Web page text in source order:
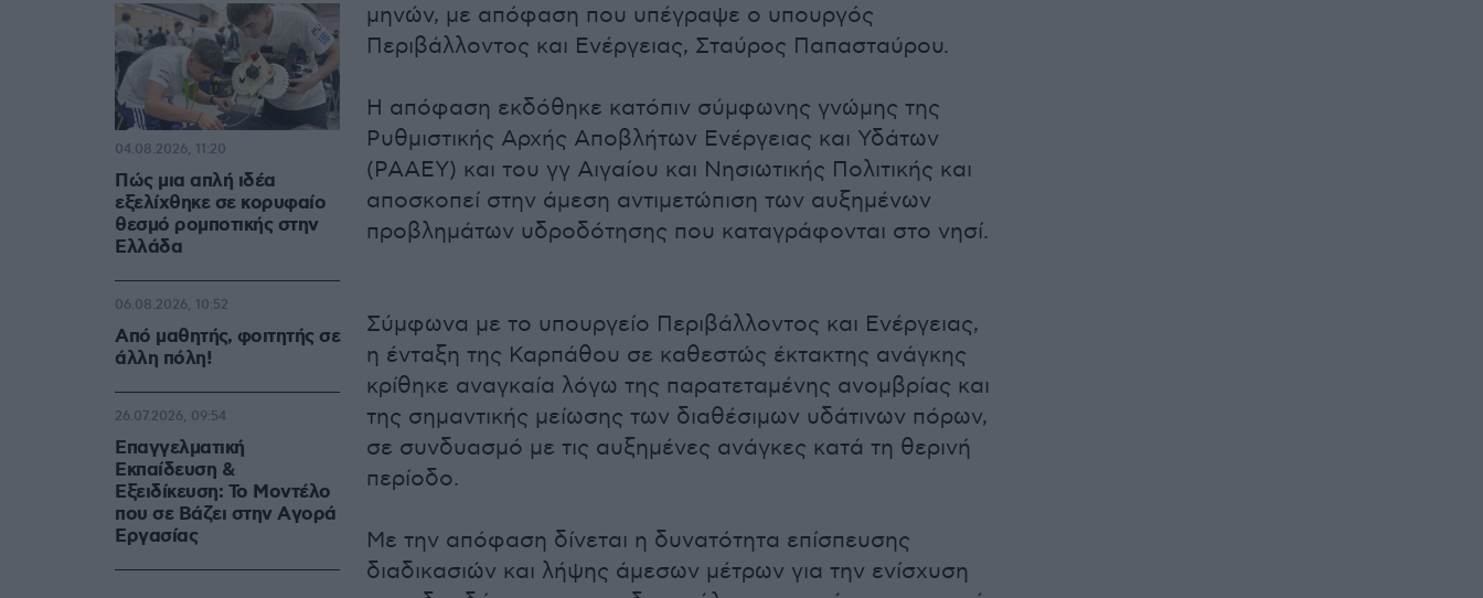
μηνών, με απόφαση που υπέγραψε ο υπουργός
Περιβάλλοντος και Ενέργειας, Σταύρος Παπασταύρου.
Η απόφαση εκδόθηκε κατόπιν σύμφωνης γνώμης της
Ρυθμιστικής Αρχής Αποβλήτων Ενέργειας και Υδάτων
(ΡΑΑΕΥ) και του γγ Αιγαίου και Νησιωτικής Πολιτικής και
αποσκοπεί στην άμεση αντιμετώπιση των αυξημένων
προβλημάτων υδροδότησης που καταγράφονται στο νησί.
Σύμφωνα με το υπουργείο Περιβάλλοντος και Ενέργειας,
η ένταξη της Καρπάθου σε καθεστώς έκτακτης ανάγκης
κρίθηκε αναγκαία λόγω της παρατεταμένης ανομβρίας και
της σημαντικής μείωσης των διαθέσιμων υδάτινων πόρων,
σε συνδυασμό με τις αυξημένες ανάγκες κατά τη θερινή
περίοδο.
Με την απόφαση δίνεται η δυνατότητα επίσπευσης
διαδικασιών και λήψης άμεσων μέτρων για την ενίσχυση
Πώς μια απλή ιδέα
εξελίχθηκε σε κορυφαίο
θεσμό ρομποτικής στην
Ελλάδα
04.08.2026, 11:20
Από μαθητής, φοιτητής σε
άλλη πόλη!
06.08.2026, 10:52
Επαγγελματική
Εκπαίδευση &
Εξειδίκευση: Το Mοντέλο
που σε Bάζει στην Aγορά
Eργασίας
26.07.2026, 09:54